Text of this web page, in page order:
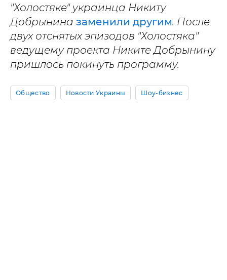
"Холостяке" украинца Никиту
Добрынина заменили другим. После
двух отснятых эпизодов "Холостяка"
ведущему проекта Никите Добрынину
пришлось покинуть программу.
Общество Новости Украины Шоу-бизнес